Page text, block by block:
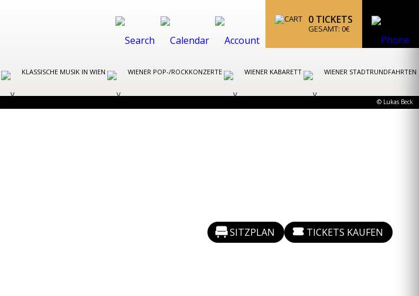
0 TICKETS
GESAMT: 0€
KLASSISCHE MUSIK IN WIEN WIENER POP-/ROCKKONZERTE WIENER KABARETT WIENER STADTRUNDFAHRTEN
© Lukas Beck
SITZPLAN TICKETS KAUFEN